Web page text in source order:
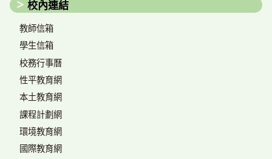
校內連結
教師信箱
學生信箱
校務行事曆
性平教育網
本土教育網
課程計劃網
環境教育網
國際教育網